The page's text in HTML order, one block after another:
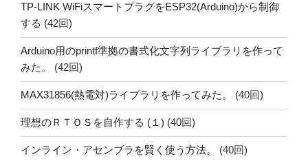
TP-LINK WiFiスマートプラグをESP32(Arduino)から制御
する (42回)
Arduino用のprintf準拠の書式化文字列ライブラリを作って
みた。
(42回)
MAX31856(熱電対)ライブラリを作ってみた。 (40回)
理想のＲＴＯＳを自作する (１) (40回)
インライン・アセンブラを賢く使う方法。 (40回)